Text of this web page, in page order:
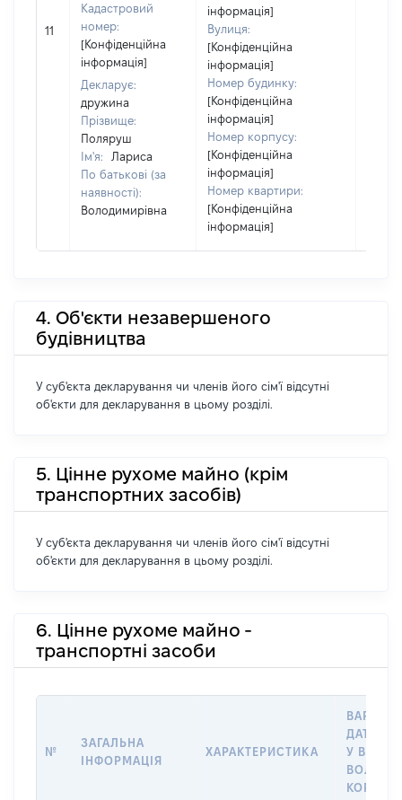
11
Кадастровий
номер:
[Конфіденційна
інформація]
Декларує:
дружина
Прізвище:
Поляруш
Ім'я:
Лариса
По батькові (за
наявності):
Володимирівна
інформація]
Вулиця:
[Конфіденційна
інформація]
Номер будинку:
[Конфіденційна
інформація]
Номер корпусу:
[Конфіденційна
інформація]
Номер квартири:
[Конфіденційна
інформація]
4. Об'єкти незавершеного
будівництва
У суб'єкта декларування чи членів його сім'ї відсутні
об'єкти для декларування в цьому розділі.
5. Цінне рухоме майно (крім
транспортних засобів)
У суб'єкта декларування чи членів його сім'ї відсутні
об'єкти для декларування в цьому розділі.
6. Цінне рухоме майно -
транспортні засоби
№
ЗАГАЛЬНА
ІНФОРМАЦІЯ
ХАРАКТЕРИСТИКА
ДАТУ
У